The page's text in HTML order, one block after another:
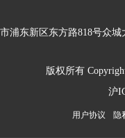
浦东新区东方路818号众城
版权所有
沪
用户协议 隐